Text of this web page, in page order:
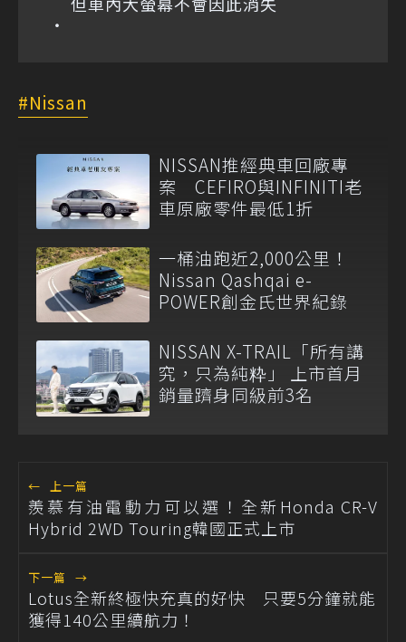
Nissan
NISSAN推經典車回廠專
案 CEFIRO與INFINITI老
車原廠零件最低1折
一桶油跑近2,000公里！
Nissan Qashqai e-
POWER創金氏世界紀錄
NISSAN X-TRAIL「所有講
究，只為純粋」 上市首月
銷量躋身同級前3名
← 上一篇
羨慕有油電動力可以選！全新Honda CR-V
Hybrid 2WD Touring韓國正式上市
下一篇 →
Lotus全新終極快充真的好快 只要5分鐘就能
獲得140公里續航力！